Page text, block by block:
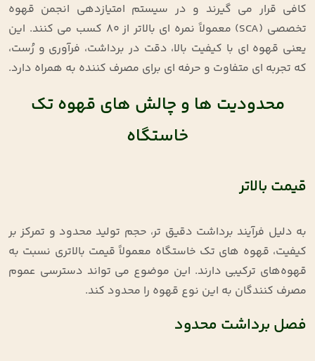
کافی قرار می ‌گیرند و در سیستم امتیازدهی انجمن قهوه
تخصصی (SCA)
معمولاً نمره ‌ای بالاتر از ۸۰ کسب می ‌کنند. این
یعنی قهوه‌ ای با کیفیت بالا، دقت در برداشت، فرآوری و رُست،
که تجربه‌ ای متفاوت و حرفه‌ ای برای مصرف ‌کننده به همراه دارد.
محدودیت‌ ها و چالش‌ های قهوه تک‌
خاستگاه
قیمت بالاتر
به دلیل فرآیند برداشت دقیق‌ تر، حجم تولید محدود و تمرکز بر
کیفیت، قهوه‌ های تک‌ خاستگاه معمولاً قیمت بالاتری نسبت به
قهوه‌های ترکیبی دارند. این موضوع می‌ تواند دسترسی عموم
مصرف ‌کنندگان به این نوع قهوه را محدود کند.
فصل برداشت محدود